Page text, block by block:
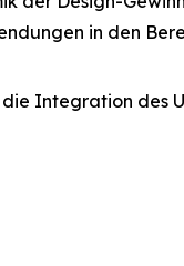
in den
Integration des